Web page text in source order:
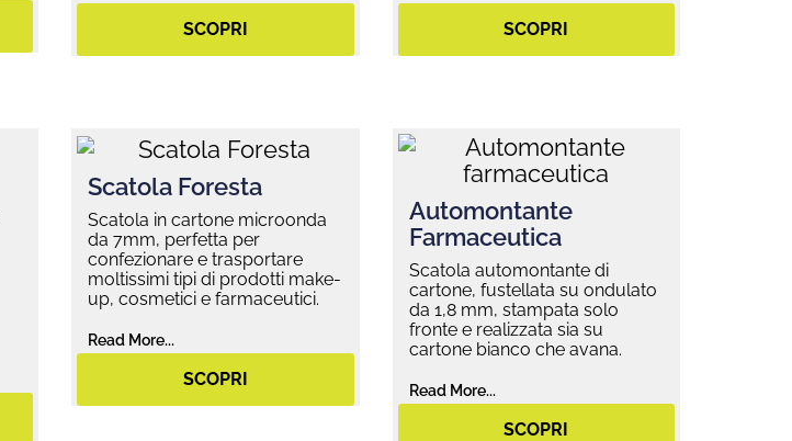
SCOPRI SCOPRI
Scatola Foresta
Scatola in cartone microonda
da 7mm, perfetta per
confezionare e trasportare
moltissimi tipi di prodotti make-
up, cosmetici e farmaceutici.
Read More...
SCOPRI
Automontante
Farmaceutica
Scatola automontante di
cartone, fustellata su ondulato
da 1,8 mm, stampata solo
fronte e realizzata sia su
cartone bianco che avana.
Read More...
SCOPRI